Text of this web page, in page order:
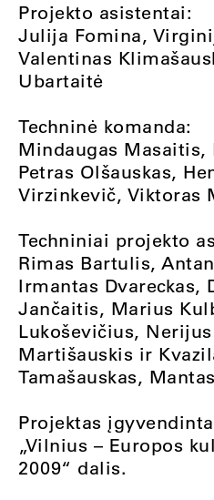
Projekto asistentai:
Julija Fomina,
Valentinas
Ubartaitė
Techninė komanda:
Mindaugas Masaitis,
Petras Olšauskas,
Virzinkevič, Viktoras
Techniniai projekto
Rimas Bartulis,
Irmantas Dvareckas,
Jančaitis, Marius
Lukoševičius,
Martišauskis ir
Tamašauskas,
Projektas
„Vilnius – Europos
2009“ dalis.